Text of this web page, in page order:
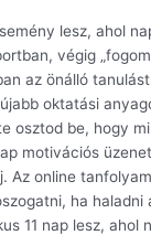
lesz, ahol
végig
az önálló
oktatási
osztod be, hogy
motivációs
Az online
ha haladni
11 nap lesz, ahol